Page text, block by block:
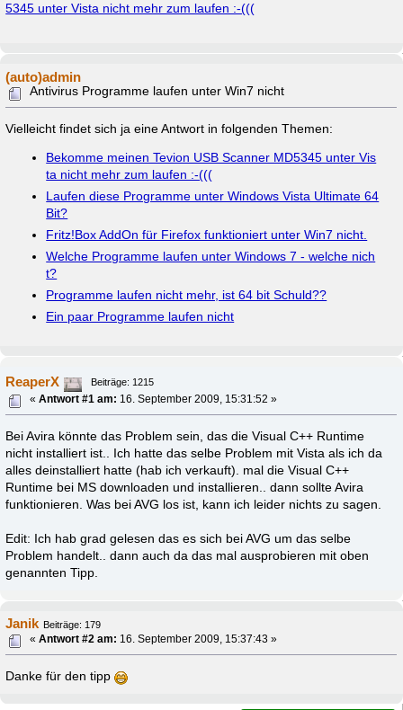
5345 unter Vista nicht mehr zum laufen :-(((
(auto)admin
Antivirus Programme laufen unter Win7 nicht
Vielleicht findet sich ja eine Antwort in folgenden Themen:
Bekomme meinen Tevion USB Scanner MD5345 unter Vis
ta nicht mehr zum laufen :-(((
Laufen diese Programme unter Windows Vista Ultimate 64
Bit?
Fritz!Box AddOn für Firefox funktioniert unter Win7 nicht.
Welche Programme laufen unter Windows 7 - welche nich
t?
Programme laufen nicht mehr, ist 64 bit Schuld??
Ein paar Programme laufen nicht
ReaperX
Beiträge: 1215
«Antwort #1 am: 16. September 2009, 15:31:52 »
Bei Avira könnte das Problem sein, das die Visual C++ Runtime
nicht installiert ist.. Ich hatte das selbe Problem mit Vista als ich da
alles deinstalliert hatte (hab ich verkauft). mal die Visual C++
Runtime bei MS downloaden und installieren.. dann sollte Avira
funktionieren. Was bei AVG los ist, kann ich leider nichts zu sagen.
Edit: Ich hab grad gelesen das es sich bei AVG um das selbe
Problem handelt.. dann auch da das mal ausprobieren mit oben
genannten Tipp.
Janik Beiträge: 179
«Antwort #2 am: 16. September 2009, 15:37:43 »
Danke für den tipp